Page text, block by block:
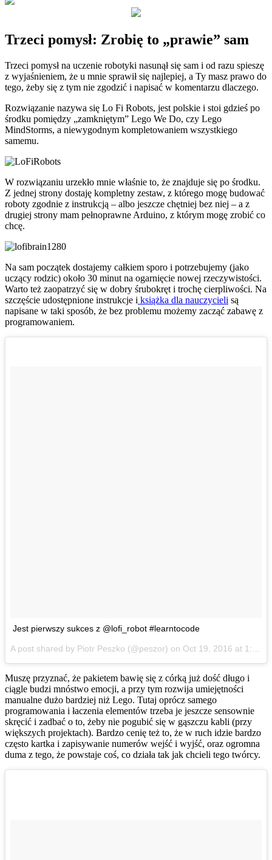
Trzeci pomysł: Zrobię to „prawie” sam
Trzeci pomysł na uczenie robotyki nasunął się sam i od razu spieszę
z wyjaśnieniem, że u mnie sprawił się najlepiej, a Ty masz prawo do
tego, żeby się z tym nie zgodzić i napisać w komentarzu dlaczego.
Rozwiązanie nazywa się Lo Fi Robots, jest polskie i stoi gdzieś po
środku pomiędzy „zamkniętym” Lego We Do, czy Lego
MindStorms, a niewygodnym kompletowaniem wszystkiego
samemu.
W rozwiązaniu urzekło mnie właśnie to, że znajduje się po środku.
Z jednej strony dostaję kompletny zestaw, z którego mogę budować
roboty zgodnie z instrukcją – albo jeszcze chętniej bez niej – a z
drugiej strony mam pełnoprawne Arduino, z którym mogę zrobić co
chcę.
Na sam początek dostajemy całkiem sporo i potrzebujemy (jako
uczący rodzic) około 30 minut na ogarnięcie nowej rzeczywistości.
Warto też zaopatrzyć się w dobry śrubokręt i trochę cierpliwości. Na
szczęście udostępnione instrukcje i książka dla nauczycieli są
napisane w taki sposób, że bez problemu możemy zacząć zabawę z
programowaniem.
Jest pierwszy sukces z @lofi_robot #learntocode
A post shared by Piotr Peszko (@peszor) on Oct 19, 2016 at 1:34pm PDT
Muszę przyznać, że pakietem bawię się z córką już dość długo i
ciągle budzi mnóstwo emocji, a przy tym rozwija umiejętności
manualne dużo bardziej niż Lego. Tutaj oprócz samego
programowania i łaczenia elementów trzeba je jeszcze sensownie
skręcić i zadbać o to, żeby nie pogubić się w gąszczu kabli (przy
większych projektach). Bardzo cenię też to, że w ruch idzie bardzo
często kartka i zapisywanie numerów wejść i wyjść, oraz ogromna
duma z tego, że powstaje coś, co działa tak jak chcieli tego twórcy.